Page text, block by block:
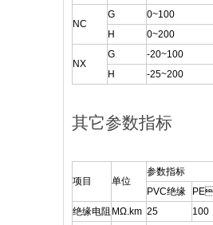
NC
G
0~100
H
0~200
NX
G
-20~100
H
-25~200
其它参数指标
项目 单位
参数指标
PVC绝缘
绝缘电阻 MΩ.km 25
100